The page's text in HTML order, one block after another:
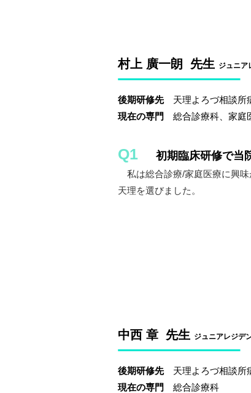
村上 廣一朗 先生 ジュニア
後期研修先天理よろづ相談所
現在の専門
総合診療科、家庭
Q1 初期臨床研修で当
私は総合診療/家庭医療に興味
天理を選びました。
中西 章 先生 ジュニアレジデ
後期研修先天理よろづ相談所
現在の専門
総合診療科